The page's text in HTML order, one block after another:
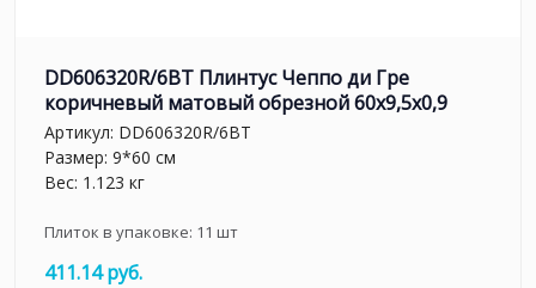
DD606320R/6BT Плинтус Чеппо ди Гре
коричневый матовый обрезной 60x9,5x0,9
Артикул: DD606320R/6BT
Размер: 9*60 см
Вес: 1.123 кг
Плиток в упаковке: 11 шт
411.14 руб.